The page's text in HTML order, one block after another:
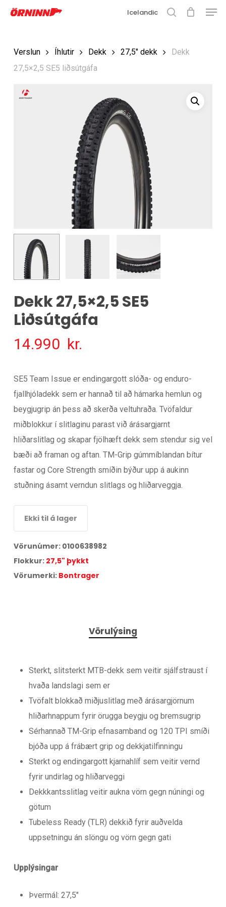
Fara
Icelandic
Verslun Íhlutir Dekk 27,5" dekk
Dekk
27,5×2,5 SE5 liðsútgáfa
Dekk 27,5×2,5 SE5
Liðsútgáfa
14.990 kr.
SE5 Team Issue er endingargott slóða- og enduro-
fjallhjóladekk sem er hannað til að hámarka hemlun og
beygjugrip án þess að skerða veltuhraða. Tvöfaldur
miðblokkur í slitlaginu parast við árásargjarnt
hliðarslitlag og skapar fjölhæft dekk sem stendur sig vel
bæði að framan og aftan. TM-Grip gúmmíblandan bítur
fastar og Core Strength smíðin býður upp á aukinn
stuðning ásamt verndun slitlags og hliðarveggja.
Ekki til á lager
Vörunúmer: 0100638982
Flokkur: 27,5" þykkt
Vörumerki: Bontrager
Vörulýsing
Sterkt, slitsterkt MTB-dekk sem veitir sjálfstraust í
hvaða landslagi sem er
Tvöfalt blokkað miðjuslitlag með árásargjörnum
hliðarhnappum fyrir örugga beygju og bremsugrip
Sérhannað TM-Grip efnasamband og 120 TPI smíði
bjóða upp á frábært grip og dekkjatilfinningu
Sterkt og endingargott kjarnahlíf sem veitir vernd
fyrir undirlag og hliðarveggi
Dekkkantsslitlag veitir aukna vörn gegn núningi og
götum
Tubeless Ready (TLR) dekkið fyrir auðvelda
uppsetningu án slöngu og vörn gegn gati
Upplýsingar
Þvermál: 27,5″